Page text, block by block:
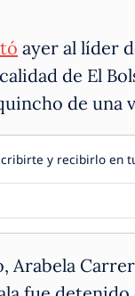
ayer al líder
de El
de una
y recibirlo en
Arabela